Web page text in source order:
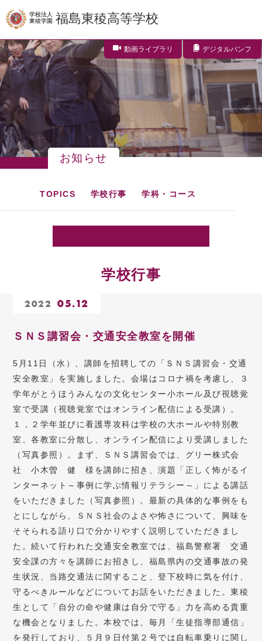
学校法人
東稜学園 福島東稜高等学校
動画ライブラリ デジタルパンフ
お知らせ
TOPICS 学校行事 学科・コース
学校行事
2022 05.12
ＳＮＳ講習会・交通安全教室を開催
5月11日（水）、講師を招聘しての「ＳＮＳ講習会・交通
安全教室」を実施しました。会場はコロナ禍を考慮し、３
学年がとうほうみんなの文化センター小ホール及び視聴覚
室で受講（視聴覚室ではオンライン配信による受講）。
１，２学年並びに看護専攻科は学校の大ホールや特別教
室、各教室に分散し、オンライン配信により受講しました
（写真参照）。まず、ＳＮＳ講習会では、グリー株式会
社 小木曽 健 様を講師に招き、演題「正しく怖がるイ
ンターネット～事例に学ぶ情報リテラシー～」による講話
をいただきました（写真参照）。最新の具体的な事例をも
とにしながら、ＳＮＳ社会のよさや怖さについて、興味を
そそられる語り口で分かりやすく説明していただきまし
た。続いて行われた交通安全教室では、福島警察署 交通
安全課の方々を講師にお招きし、福島県内の交通事故の発
生状況、当路交通法に関すること、登下校時に気を付け、
守るべきルールなどについてお話をいただきました。東稜
生として「自分の命や健康は自分で守る」力を高める貴重
な機会となりました。本校では、毎月「生徒指導部通信」
を発行しており、５月９日付第２号では自転車乗りに関し